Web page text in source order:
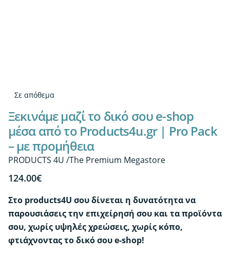
Σε απόθεμα
Ξεκινάμε μαζί το δικό σου e-shop
μέσα από το Products4u.gr | Pro Pack
– με προμήθεια
PRODUCTS 4U /The Premium Megastore
124.00€
Στο products4U σου δίνεται η δυνατότητα να
παρουσιάσεις την επιχείρησή σου και τα προϊόντα
σου, χωρίς υψηλές χρεώσεις, χωρίς κόπο,
φτιάχνοντας το δικό σου e-shop!